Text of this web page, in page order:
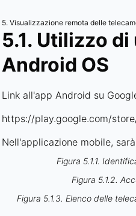
5. Visualizzazione remota delle
5.1. Utilizzo
Android OS
Link all'app Android su
https://play.google.com/
Nell'applicazione mobile,
Figura 5.1.1.
Figura 5.1.2.
Figura 5.1.3. Elenco delle